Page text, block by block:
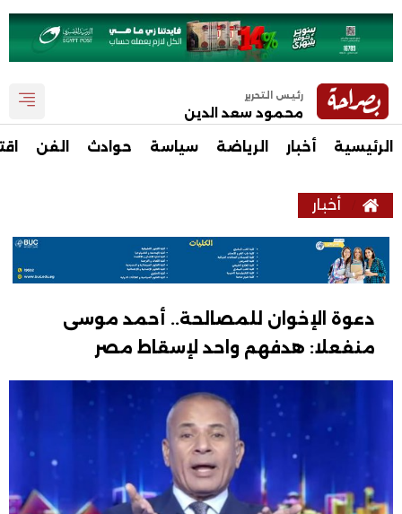
رئيس التحرير
محمود سعد الدين
الرئيسية أخبار الرياضة سياسة حوادث الفن
أخبار
دعوة الإخوان للمصالحة.. أحمد موسى
منفعلا: هدفهم واحد لإسقاط مصر